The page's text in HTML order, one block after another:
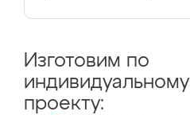
Изготовим по
индивидуальному
проекту: